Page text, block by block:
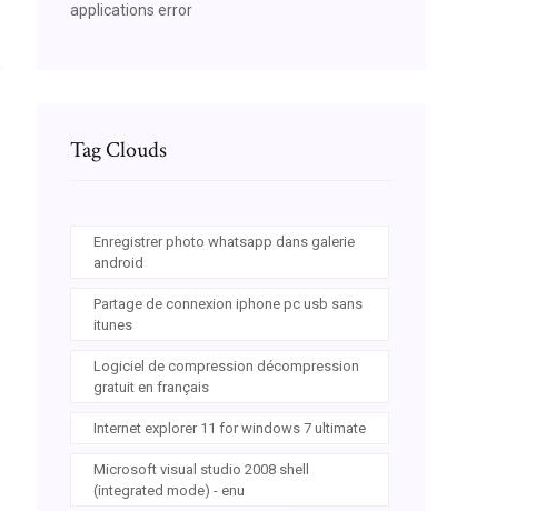
applications error
Tag Clouds
Enregistrer photo whatsapp dans galerie
android
Partage de connexion iphone pc usb sans
itunes
Logiciel de compression décompression
gratuit en français
Internet explorer 11 for windows 7 ultimate
Microsoft visual studio 2008 shell
(integrated mode) - enu